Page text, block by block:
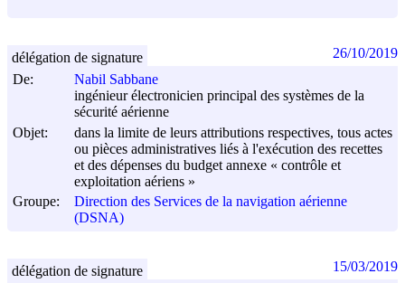
De:
Nabil Sabbane
ingénieur électronicien principal des systèmes de la
sécurité aérienne
Objet:
dans la limite de leurs attributions respectives, tous actes
ou pièces administratives liés à l'exécution des recettes
et des dépenses du budget annexe « contrôle et
exploitation aériens »
Groupe:
Direction des Services de la navigation aérienne
(DSNA)
délégation de signature 26/10/2019
délégation de signature 15/03/2019